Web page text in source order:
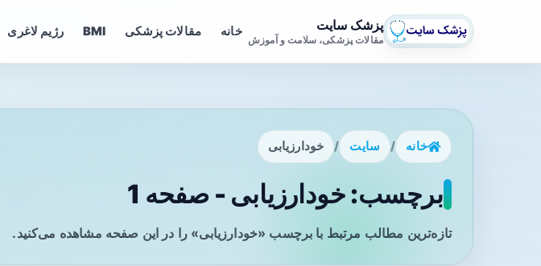
پزشک سایت
مقالات پزشکی، سلامت و آموزش
خانه مقالات پزشکی BMI رژیم لاغری
خانه / سایت / خودارزیابی
برچسب: خودارزیابی - صفحه 1
تازه‌ترین مطالب مرتبط با برچسب «خودارزیابی» را در این صفحه مشاهده می‌کنید.